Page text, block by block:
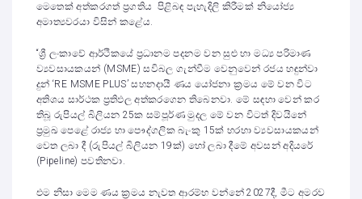
මෙතෙක් අත්කරගත් ප්‍රගතිය පිළිබඳ පැහැදිලි කිරීමක් නියෝජ්‍ය
අමාත්‍යවරයා විසින් කළේය.
“ශ්‍රී ලංකාවේ ආර්ථිකයේ ප්‍රධානම පදනම වන සුළු හා මධ්‍ය පරිමාණ
ව්‍යවසායකයන් (MSME) සවිබල ගැන්වීම වෙනුවෙන් රජය හඳුන්වා
දුන් ‘RE MSME PLUS’ සහනදායී ණය යෝජනා ක්‍රමය මේ වන විට
අතිශය සාර්ථක ප්‍රතිඵල අත්කරගෙන තිබෙනවා. මේ සඳහා වෙන් කර
තිබූ රුපියල් බිලියන 25ක සම්පූර්ණ මුදල මේ වන විටත් දිවයිනේ
ප්‍රමුඛ පෙළේ රාජ්‍ය හා පෞද්ගලික බැංකු 15ක් හරහා ව්‍යවසායකයන්
වෙත ලබා දී (රුපියල් බිලියන 19ක්) හෝ ලබා දීමේ අවසන් අදියරේ
(Pipeline) පවතිනවා.
එම නිසා මෙම ණය ක්‍රමය නැවත ආරම්භ වන්නේ 2027දී, මීට අමරව